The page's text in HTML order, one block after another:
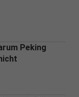
Peking